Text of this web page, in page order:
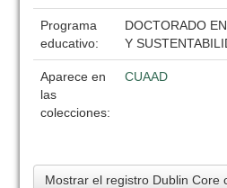
Programa
educativo:
DOCTORADO
Y
Aparece en
las
colecciones:
CUAAD
Mostrar el registro Dublin Core